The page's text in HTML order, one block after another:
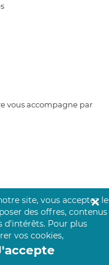
vous accompagne par
site, vous acceptez le
des offres, contenus
d’intérêts. Pour plus
vos cookies,
✕